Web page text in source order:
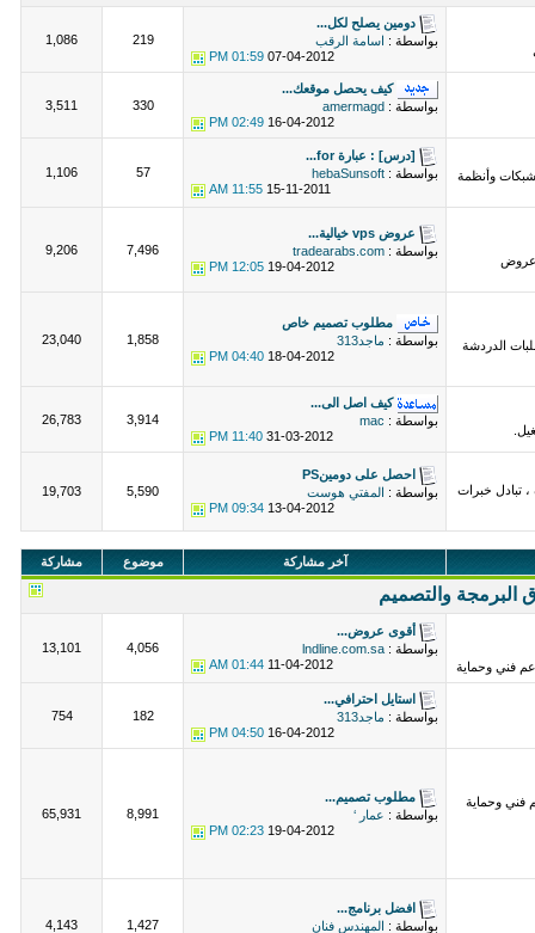
دومين يصلح لكل...
بواسطة : اسامة الرقب
07-04-2012
01:59 PM
219
1,086
كيف يحصل موقعك...
بواسطة : amermagd
16-04-2012
02:49 PM
330
3,511
وأنظمة
[درس] : عبارة for...
بواسطة : hebaSunsoft
15-11-2011
11:55 AM
57
1,106
عروض
عروض vps خيالية...
بواسطة : tradearabs.com
19-04-2012
12:05 PM
7,496
9,206
الدردشة
مطلوب تصميم خاص
بواسطة : ماجد313
18-04-2012
04:40 PM
1,858
23,040
كيف اصل الى...
بواسطة : mac
31-03-2012
11:40 PM
3,914
26,783
تبادل خبرات
احصل على دومينPS
بواسطة :
المفتي هوست
13-04-2012
09:34 PM
5,590
19,703
آخر مشاركة موضوع مشاركة
البرمجة والتصميم
فني وحماية
أقوى عروض...
بواسطة : lndline.com.sa
11-04-2012
01:44 AM
4,056
13,101
استايل احترافي...
بواسطة : ماجد313
16-04-2012
04:50 PM
182
754
فني وحماية
مطلوب تصميم...
بواسطة : عمار ‘
19-04-2012
02:23 PM
8,991
65,931
افضل برنامج...
بواسطة :
المهندس فنان
1,427
4,143